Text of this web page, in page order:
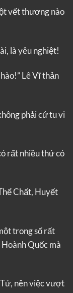
vết thương nào
là yêu nghiệt!
Lê Vĩ thản
phải cứ tu vi
rất nhiều thứ có
Chất, Huyết
trong số rất
Quốc mà
nên việc vượt